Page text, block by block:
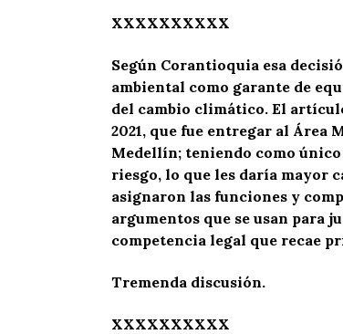
XXXXXXXXXX
Según Corantioquia esa
ambiental como garante de
del cambio climático. El
2021, que fue entregar al
Medellín; teniendo como
riesgo, lo que les daría mayor
asignaron las funciones y
argumentos que se usan para
competencia legal que recae
Tremenda discusión.
XXXXXXXXXX